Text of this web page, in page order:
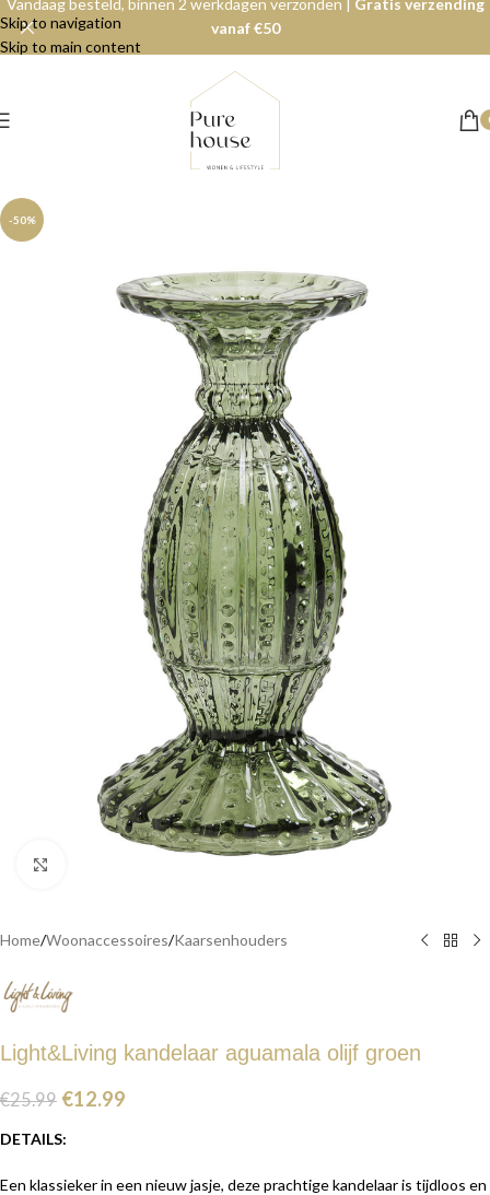
Skip to navigation
Skip to main content
Vandaag besteld, binnen 2 werkdagen verzonden | Gratis verzending
vanaf €50
-50%
Home/Woonaccessoires/Kaarsenhouders
Light&Living kandelaar aguamala olijf groen
€25.99 €12.99
DETAILS:
Een klassieker in een nieuw jasje, deze prachtige kandelaar is tijdloos en